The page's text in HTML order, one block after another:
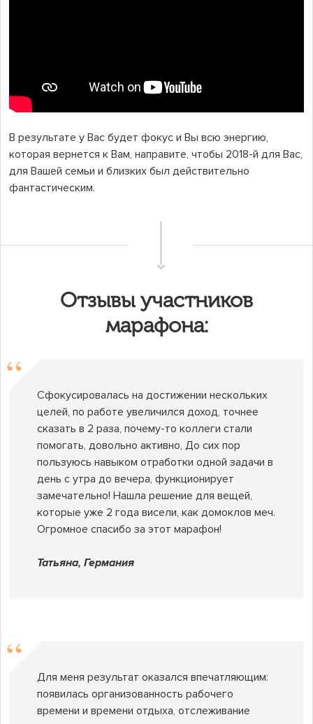
В результате у Вас будет фокус и Вы всю энергию,
которая вернется к Вам, направите, чтобы 2018-й для Вас,
для Вашей семьи и близких был действительно
фантастическим.
Отзывы участников
марафона:
Сфокусировалась на достижении нескольких
целей, по работе увеличился доход, точнее
сказать в 2 раза, почему-то коллеги стали
помогать, довольно активно, До сих пор
пользуюсь навыком отработки одной задачи в
день с утра до вечера, функционирует
замечательно! Нашла решение для вещей,
которые уже 2 года висели, как домоклов меч.
Огромное спасибо за этот марафон!
Татьяна, Германия
Для меня результат оказался впечатляющим:
появилась организованность рабочего
времени и времени отдыха, отслеживание